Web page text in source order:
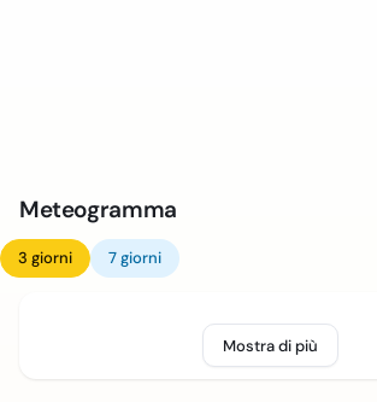
Meteogramma
3 giorni 7 giorni
Mostra di più